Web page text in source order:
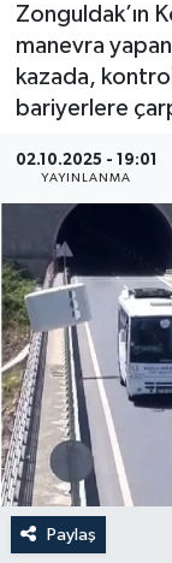
Zonguldak’ın
manevra
kazada,
bariyerlere
02.10.2025 - 19:01
YAYINLANMA
Paylaş
Sağlık
Si̇yaset
Spor
Yaşam
Anali̇z
Bi̇li̇m &
Dünya
Eği̇ti̇m
Son
Haber